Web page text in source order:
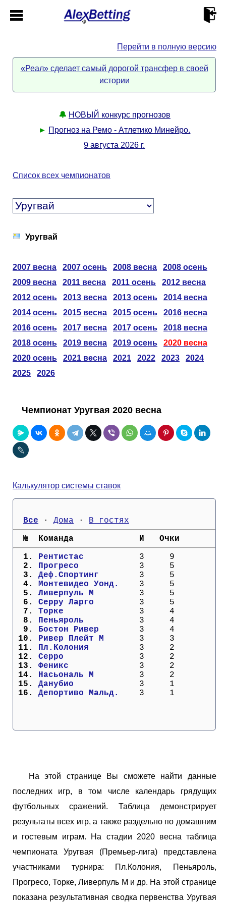
Описание
Новости
Партнёрка
Вакансии
Реклама
Контакты
Прогнозы
Статистика
Серии
Лига Чемпионов
Лига Европы
Лига Конференций
Чемпионат Мира
Кубок Мира (отбор)
Лига Наций
►
Инструменты
Поиск команд
Расчёт системы
На что ставят?
Telegram Bot
Перейти в полную версию
«Реал» сделает самый дорогой трансфер в своей
истории
🔔 НОВЫЙ конкурс прогнозов
► Прогноз на Ремо - Атлетико Минейро.
9 августа 2026 г.
Список всех чемпионатов
Уругвай
2007 весна 2007 осень 2008 весна
2008 осень
2009 весна
2011 весна 2011 осень
2012 весна
2012 осень
2013 весна 2013 осень
2014 весна
2014 осень
2015 весна 2015 осень
2016 весна
2016 осень
2017 весна 2017 осень
2018 весна
2018 осень
2019 весна 2019 осень
2020 весна
2020 осень
2021 весна 2021 2022 2023
2024
2025
2026
Чемпионат Уругвая 2020 весна
Калькулятор системы ставок
Все · Дома ·
В гостях
  №  Команда             И   Очки
  1.
Рентистас
   3     9
  2.
Прогресо
   3     5
  3.
Деф.Спортинг
   3     5
  4.
Монтевидео Уонд.
   3     5
  5.
Ливерпуль М
   3     5
  6.
Серру Ларго
   3     5
  7.
Торке
   3     4
  8.
Пеньяроль
   3     4
  9.
Бостон Ривер
   3     4
10.
Ривер Плейт М
   3     3
11.
Пл.Колония
   3     2
12. Серро
   3     2
13. Феникс
   3     2
14.
Насьональ М
   3     2
15. Данубио
   3     1
16. Депортиво Мальд.
   3     1
На этой странице Вы сможете найти данные
последних игр, в том числе календарь грядущих
футбольных сражений. Таблица демонстрирует
результаты всех игр, а также раздельно по домашним
и гостевым играм. На стадии 2020 весна таблица
чемпионата Уругвая (Премьер-лига) представлена
участниками турнира: Пл.Колония, Пеньяроль,
Прогресо, Торке, Ливерпуль М и др. На этой странице
показана результативная сводка первенства Уругвая